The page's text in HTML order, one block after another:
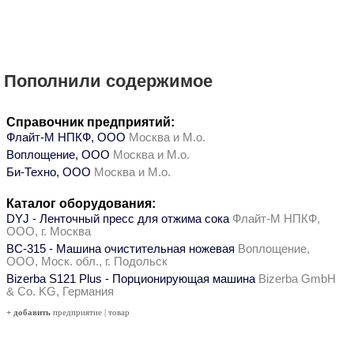
Пополнили содержимое
Справочник предприятий:
Флайт-М НПКФ, ООО Москва и М.о.
Воплощение, ООО Москва и М.о.
Би-Техно, ООО Москва и М.о.
Каталог оборудования:
DYJ - Ленточный пресс для отжима сока Флайт-М НПКФ,
ООО, г. Москва
ВС-315 - Машина очистительная ножевая Воплощение,
ООО, Моск. обл., г. Подольск
Bizerba S121 Plus - Порционирующая машина Bizerba GmbH
& Co. KG, Германия
+ добавить предприятие | товар